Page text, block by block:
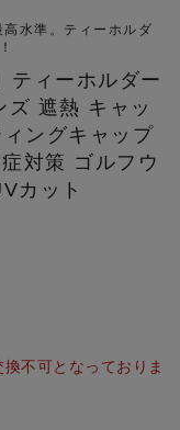
水準。ティーホルダ
ティーホルダー
遮熱 キャッ
ングキャップ
対策 ゴルフウ
カット
不可となっておりま